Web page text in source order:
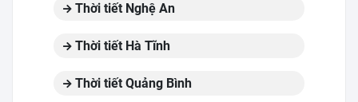
Thời tiết Nghệ An
Thời tiết Hà Tĩnh
Thời tiết Quảng Bình